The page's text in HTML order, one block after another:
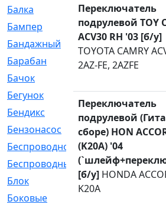
Балка
[58]
Бампер
[137]
Бандажный
[6]
Барабан
[5]
Бачок
Бегунок
[21]
Бендикс
[26]
Бензонасос
[17]
Беспроводное
[2]
Беспроводные
[1]
Блок
[81]
Боковые
Переключатель
подрулевой TOY
ACV30 RH '03 [б/у]
TOYOTA CAMRY
2AZ-FE, 2AZFE
Переключатель
подрулевой
сборе) HON
(K20A) '04
[б/у] HONDA
K20A